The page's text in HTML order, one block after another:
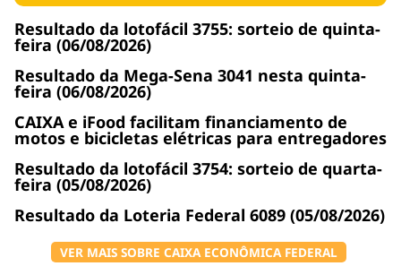
Resultado da lotofácil 3755: sorteio de quinta-
feira (06/08/2026)
Resultado da Mega-Sena 3041 nesta quinta-
feira (06/08/2026)
CAIXA e iFood facilitam financiamento de
motos e bicicletas elétricas para entregadores
Resultado da lotofácil 3754: sorteio de quarta-
feira (05/08/2026)
Resultado da Loteria Federal 6089 (05/08/2026)
VER MAIS SOBRE CAIXA ECONÔMICA FEDERAL